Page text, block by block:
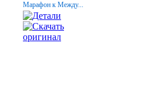
Марафон к Между...